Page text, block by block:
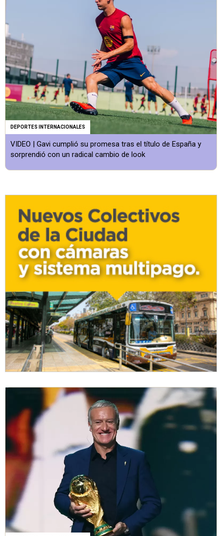
DEPORTES INTERNACIONALES
VIDEO | Gavi cumplió su promesa tras el título de España y
sorprendió con un radical cambio de look